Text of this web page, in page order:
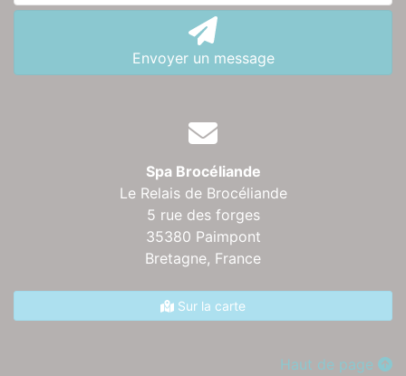
Envoyer un message
Spa Brocéliande
Le Relais de Brocéliande
5 rue des forges
35380 Paimpont
Bretagne, France
Sur la carte
Haut de page